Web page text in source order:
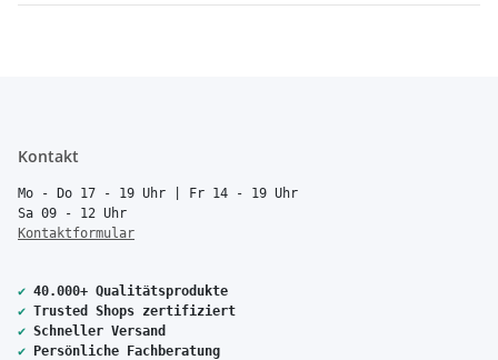
Kontakt
Mo - Do 17 - 19 Uhr | Fr 14 - 19 Uhr
Sa 09 - 12 Uhr
Kontaktformular
✔ 40.000+ Qualitätsprodukte
✔ Trusted Shops zertifiziert
✔ Schneller Versand
✔ Persönliche Fachberatung